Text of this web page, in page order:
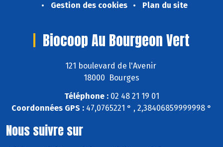
Gestion des cookies
Plan du site
Biocoop Au Bourgeon Vert
121 boulevard de l'Avenir
18000 Bourges
Téléphone :02 48 21 19 01
Coordonnées GPS : 47,0765221 ° , 2,38406859999998 °
Nous suivre sur